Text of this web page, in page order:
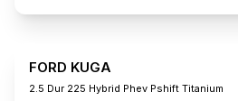
FORD KUGA
2.5 Dur 225 Hybrid Phev Pshift Titanium